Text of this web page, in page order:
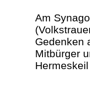
Am
Gedenken
Mitbürger